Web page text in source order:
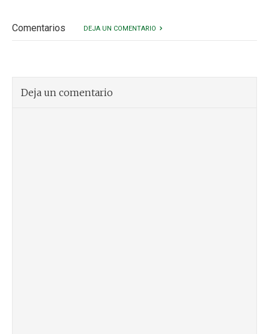
Comentarios DEJA UN COMENTARIO
Deja un comentario